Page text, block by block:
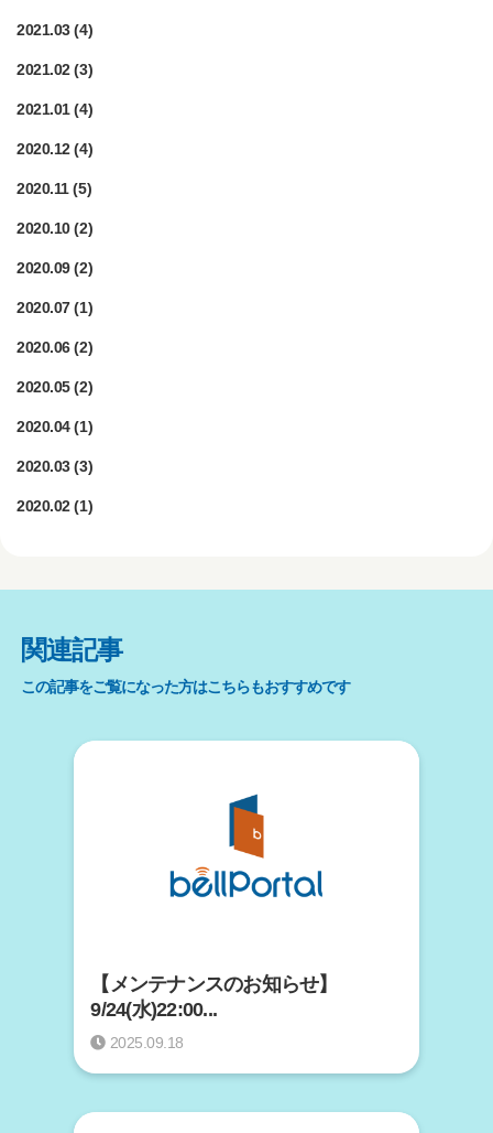
2021.03(4)
2021.02(3)
2021.01(4)
2020.12(4)
2020.11(5)
2020.10(2)
2020.09(2)
2020.07(1)
2020.06(2)
2020.05(2)
2020.04(1)
2020.03(3)
2020.02(1)
関連記事
この記事をご覧になった方はこちらもおすすめです
【メンテナンスのお知らせ】
9/24(水)22:00...
2025.09.18